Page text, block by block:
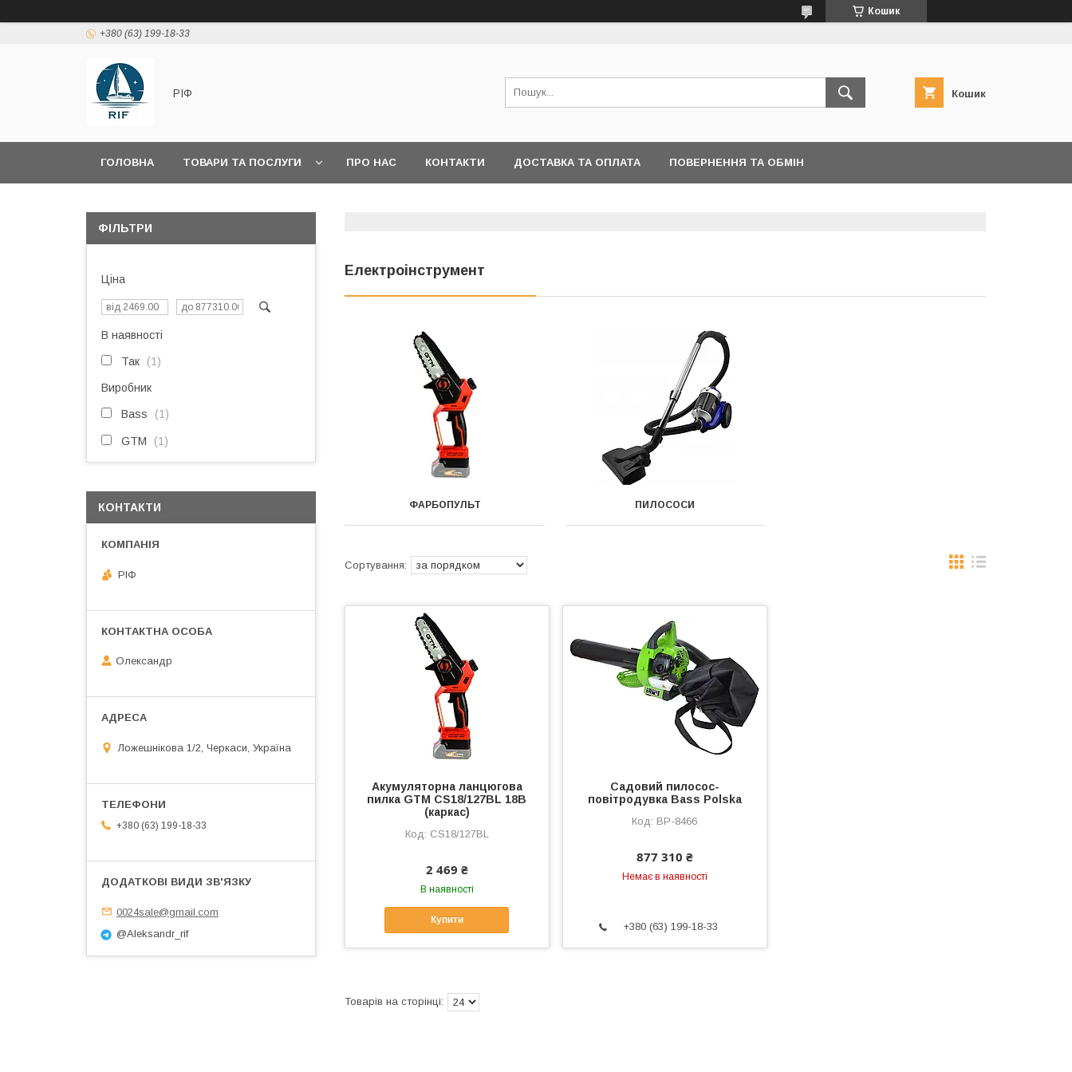
Кошик
+380 (63) 199-18-33
РІФ Кошик
ГОЛОВНА ТОВАРИ ТА ПОСЛУГИ ПРО НАС КОНТАКТИ ДОСТАВКА ТА ОПЛАТА ПОВЕРНЕННЯ ТА ОБМІН
Електроінструмент
ФАРБОПУЛЬТ ПИЛОСОСИ
Акумуляторна ланцюгова
пилка GTM CS18/127BL 18В
(каркас)
CS18/127BL
2 469 ₴
В наявності
Купити
Садовий пилосос-
повітродувка Bass Polska
BP-8466
877 310 ₴
Немає в наявності
+380 (63) 199-18-33
ФІЛЬТРИ
Ціна
В наявності
Так 1
Виробник
Bass 1
GTM 1
КОНТАКТИ
РІФ
Олександр
Ложешнікова 1/2, Черкаси, Україна
+380 (63) 199-18-33
0024sale@gmail.com
@Aleksandr_rif